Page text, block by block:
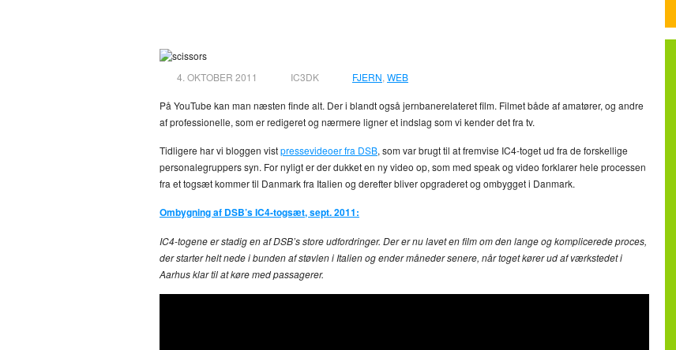
4. OKTOBER 2011 IC3DK FJERN WEB
På YouTube kan man næsten finde alt. Der i blandt også jernbanerelateret film. Filmet både af amatører, og andre
af professionelle, som er redigeret og nærmere ligner et indslag som vi kender det fra tv.
Tidligere har vi bloggen vistpressevideoer fra DSB, som var brugt til at fremvise IC4-toget ud fra de forskellige
personalegruppers syn. For nyligt er der dukket en ny video op, som med speak og video forklarer hele processen
fra et togsæt kommer til Danmark fra Italien og derefter bliver opgraderet og ombygget i Danmark.
Ombygning af DSB’s IC4-togsæt, sept. 2011:
IC4-togene er stadig en af DSB’s store udfordringer. Der er nu lavet en film om den lange og komplicerede proces,
der starter helt nede i bunden af støvlen i Italien og ender måneder senere, når toget kører ud af værkstedet i
Aarhus klar til at køre med passagerer.